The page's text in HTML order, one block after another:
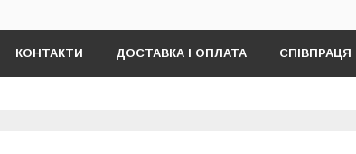
КОНТАКТИ ДОСТАВКА І ОПЛАТА СПІВПРАЦЯ